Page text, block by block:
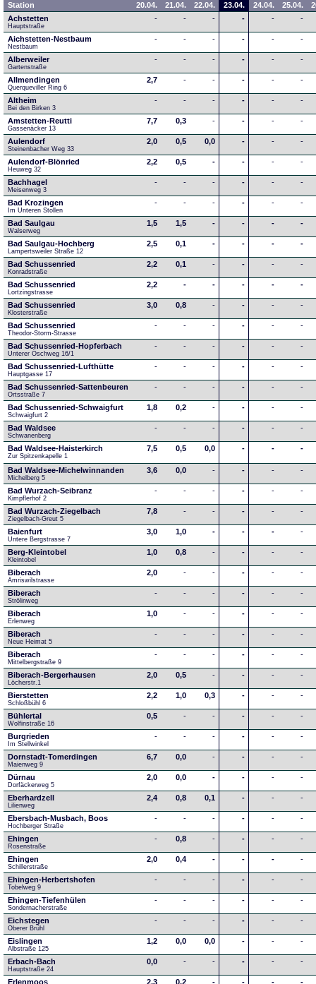
Station 20.04. 21.04. 22.04. 23.04. 24.04. 25.04.
Achstetten
Hauptstraße
- - - - - -
Aichstetten-Nestbaum
Nestbaum
- - - - - -
Alberweiler
Gartenstraße
- - - - - -
Allmendingen
Querqueviller Ring 6
2,7 - - - - -
Altheim
Bei den Birken 3
- - - - - -
Amstetten-Reutti
Gassenäcker 13
7,7 0,3 - - - -
Aulendorf
Steinenbacher Weg 33
2,0 0,5 0,0 - - -
Aulendorf-Blönried
Heuweg 32
2,2 0,5 - - - -
Bachhagel
Meisenweg 3
- - - - - -
Bad Krozingen
Im Unteren Stollen
- - - - - -
Bad Saulgau
Walserweg
1,5 1,5 - - - -
Bad Saulgau-Hochberg
Lampertsweiler Straße 12
2,5 0,1 - - - -
Bad Schussenried
Konradstraße
2,2 0,1 - - - -
Bad Schussenried
Lortzingstrasse
2,2 - - - - -
Bad Schussenried
Klosterstraße
3,0 0,8 - - - -
Bad Schussenried
Theodor-Storm-Strasse
- - - - - -
Bad Schussenried-Hopferbach
Unterer Öschweg 16/1
- - - - - -
Bad Schussenried-Lufthütte
Hauptgasse 17
- - - - - -
Bad Schussenried-Sattenbeuren
Ortsstraße 7
- - - - - -
Bad Schussenried-Schwaigfurt
Schwaigfurt 2
1,8 0,2 - - - -
Bad Waldsee
Schwanenberg
- - - - - -
Bad Waldsee-Haisterkirch
Zur Spitzenkapelle 1
7,5 0,5 0,0 - - -
Bad Waldsee-Michelwinnanden
Michelberg 5
3,6 0,0 - - - -
Bad Wurzach-Seibranz
Kimpflerhof 2
- - - - - -
Bad Wurzach-Ziegelbach
Ziegelbach-Greut 5
7,8 - - - - -
Baienfurt
Untere Bergstrasse 7
3,0 1,0 - - - -
Berg-Kleintobel
Kleintobel
1,0 0,8 - - - -
Biberach
Amriswilstrasse
2,0 - - - - -
Biberach
Strölinweg
- - - - - -
Biberach
Erlenweg
1,0 - - - - -
Biberach
Neue Heimat 5
- - - - - -
Biberach
Mittelbergstraße 9
- - - - - -
Biberach-Bergerhausen
Löcherstr.1
2,0 0,5 - - - -
Bierstetten
Schloßbühl 6
2,2 1,0 0,3 - - -
Bühlertal
Wolfinstraße 16
0,5 - - - - -
Burgrieden
Im Stellwinkel
- - - - - -
Dornstadt-Tomerdingen
Maienweg 9
6,7 0,0 - - - -
Dürnau
Dorfäckerweg 5
2,0 0,0 - - - -
Eberhardzell
Lilienweg
2,4 0,8 0,1 - - -
Ebersbach-Musbach, Boos
Hochberger Straße
- - - - - -
Ehingen
Rosenstraße
- 0,8 - - - -
Ehingen
Schillerstraße
2,0 0,4 - - - -
Ehingen-Herbertshofen
Tobelweg 9
- - - - - -
Ehingen-Tiefenhülen
Sondernacherstraße
- - - - - -
Eichstegen
Oberer Brühl
- - - - - -
Eislingen
Albstraße 125
1,2 0,0 0,0 - - -
Erbach-Bach
Hauptstraße 24
0,0 - - - - -
Erlenmoos 2,3 0,2 - - - -